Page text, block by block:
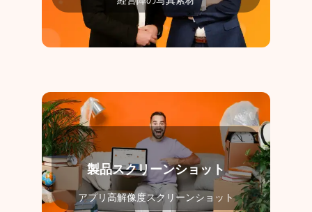
製品スクリーンショット
アプリ高解像度スクリーンショット